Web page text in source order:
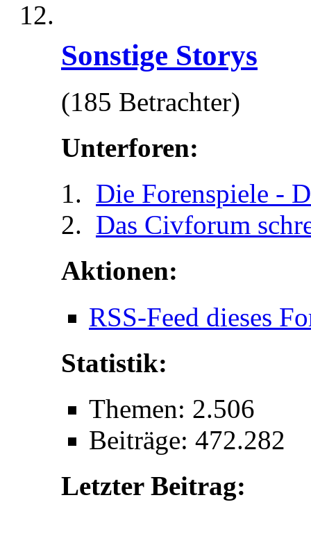
Sonstige Storys
(185 Betrachter)
Unterforen:
Die Forenspiele -
Das Civforum
Aktionen:
RSS-Feed dieses
Statistik:
Themen: 2.506
Beiträge: 472.282
Letzter Beitrag: